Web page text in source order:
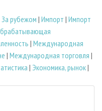
За рубежом | Импорт | Импорт
| Международная
| Международная торговля |
| Экономика, рынок|